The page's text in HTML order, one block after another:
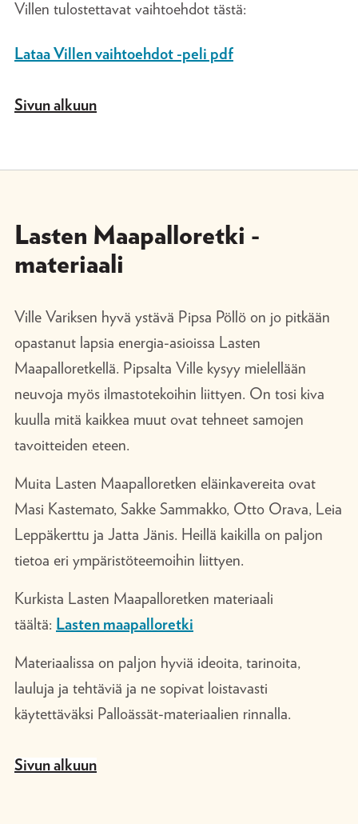
Villen tulostettavat vaihtoehdot tästä:
Lataa Villen vaihtoehdot -peli pdf
Sivun alkuun
Lasten Maapalloretki -
materiaali
Ville Variksen hyvä ystävä Pipsa Pöllö on jo pitkään
opastanut lapsia energia-asioissa Lasten
Maapalloretkellä. Pipsalta Ville kysyy mielellään
neuvoja myös ilmastotekoihin liittyen. On tosi kiva
kuulla mitä kaikkea muut ovat tehneet samojen
tavoitteiden eteen.
Muita Lasten Maapalloretken eläinkavereita ovat
Masi Kastemato, Sakke Sammakko, Otto Orava, Leia
Leppäkerttu ja Jatta Jänis. Heillä kaikilla on paljon
tietoa eri ympäristöteemoihin liittyen.
Kurkista Lasten Maapalloretken materiaali
täältä: Lasten maapalloretki
Materiaalissa on paljon hyviä ideoita, tarinoita,
lauluja ja tehtäviä ja ne sopivat loistavasti
käytettäväksi Palloässät-materiaalien rinnalla.
Sivun alkuun